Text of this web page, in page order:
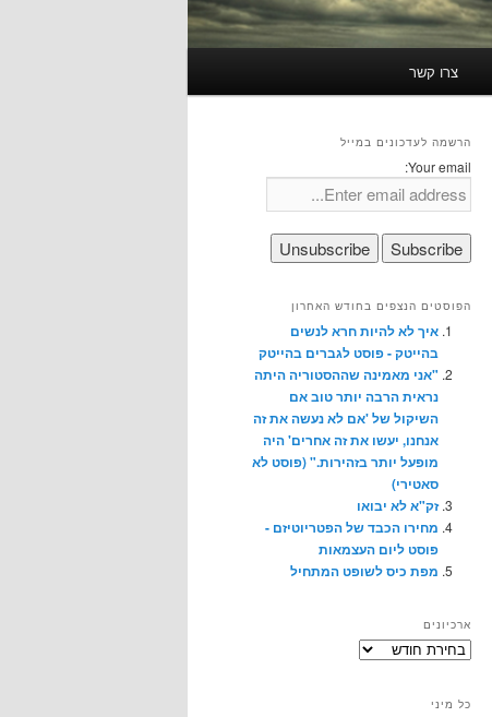
צרו קשר
הרשמה לעדכונים במייל
Your email:
הפוסטים הנצפים בחודש האחרון
איך לא להיות חרא לנשים
בהייטק - פוסט לגברים בהייטק
"אני מאמינה שההסטוריה היתה
נראית הרבה יותר טוב אם
השיקול של 'אם לא נעשה את זה
אנחנו, יעשו את זה אחרים' היה
מופעל יותר בזהירות." (פוסט לא
סאטירי)
זק"א לא יבואו
מחירו הכבד של הפטריוטיזם -
פוסט ליום העצמאות
מפת כיס לשופט המתחיל
ארכיונים
ארכיונים
כל מיני